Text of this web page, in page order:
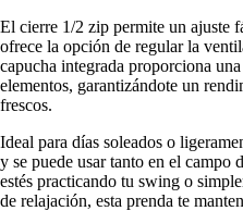
El cierre 1/2 zip permite un ajuste
ofrece la opción de regular la
capucha integrada proporciona
elementos, garantizándote un
frescos.
Ideal para días soleados o
y se puede usar tanto en el campo
estés practicando tu swing o
de relajación, esta prenda te